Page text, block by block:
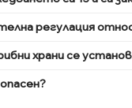
peгyлaция
xpaни ce